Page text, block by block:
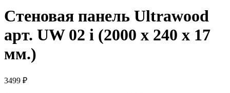
Стеновая панель Ultrawood
арт. UW 02 i (2000 х 240 х 17
мм.)
3499 ₽